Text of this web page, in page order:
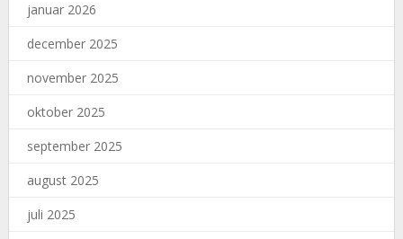
januar 2026
december 2025
november 2025
oktober 2025
september 2025
august 2025
juli 2025